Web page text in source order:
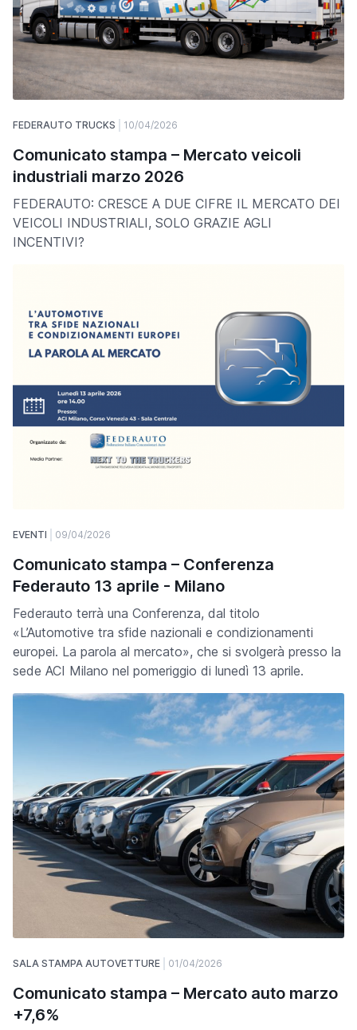
FEDERAUTO TRUCKS 10/04/2026
Comunicato stampa – Mercato veicoli
industriali marzo 2026
FEDERAUTO: CRESCE A DUE CIFRE IL MERCATO DEI
VEICOLI INDUSTRIALI, SOLO GRAZIE AGLI
INCENTIVI?
EVENTI 09/04/2026
Comunicato stampa – Conferenza
Federauto 13 aprile - Milano
Federauto terrà una Conferenza, dal titolo
«L’Automotive tra sfide nazionali e condizionamenti
europei. La parola al mercato», che si svolgerà presso la
sede ACI Milano nel pomeriggio di lunedì 13 aprile.
SALA STAMPA AUTOVETTURE 01/04/2026
Comunicato stampa – Mercato auto marzo
+7,6%